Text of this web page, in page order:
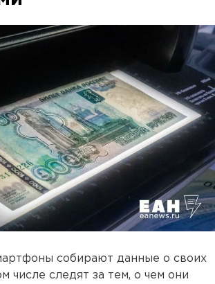
собирают данные о своих
числе следят за тем, о чем они